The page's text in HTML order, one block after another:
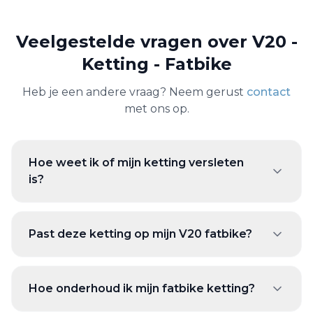
Veelgestelde vragen over V20 -
Ketting - Fatbike
Heb je een andere vraag? Neem gerust contact
met ons op.
Hoe weet ik of mijn ketting versleten
is?
Past deze ketting op mijn V20 fatbike?
Hoe onderhoud ik mijn fatbike ketting?